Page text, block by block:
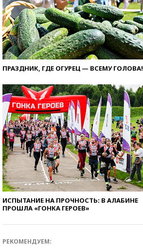
ПРАЗДНИК, ГДЕ ОГУРЕЦ — ВСЕМУ ГОЛОВА!
ИСПЫТАНИЕ НА ПРОЧНОСТЬ: В АЛАБИНЕ
ПРОШЛА «ГОНКА ГЕРОЕВ»
РЕКОМЕНДУЕМ: